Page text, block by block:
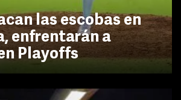
las escobas en
enfrentarán a
Playoffs